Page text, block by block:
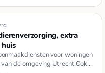
extra
voor woningen
de omgeving Utrecht.Ook